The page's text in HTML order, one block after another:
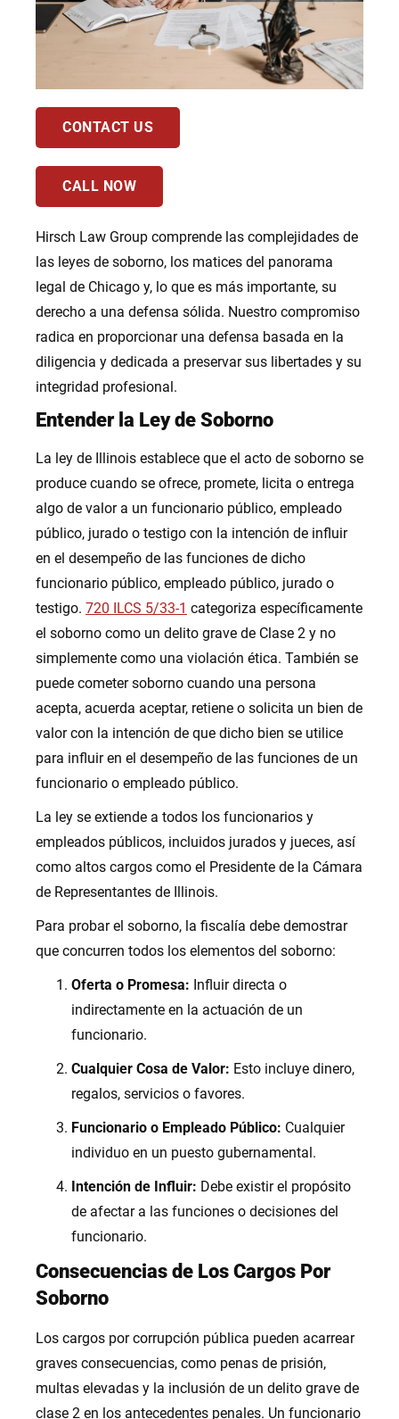
CONTACT US
CALL NOW
Hirsch Law Group comprende las complejidades de
las leyes de soborno, los matices del panorama
legal de Chicago y, lo que es más importante, su
derecho a una defensa sólida. Nuestro compromiso
radica en proporcionar una defensa basada en la
diligencia y dedicada a preservar sus libertades y su
integridad profesional.
Entender la Ley de Soborno
La ley de Illinois establece que el acto de soborno se
produce cuando se ofrece, promete, licita o entrega
algo de valor a un funcionario público, empleado
público, jurado o testigo con la intención de influir
en el desempeño de las funciones de dicho
funcionario público, empleado público, jurado o
testigo. 720 ILCS 5/33-1 categoriza específicamente
el soborno como un delito grave de Clase 2 y no
simplemente como una violación ética. También se
puede cometer soborno cuando una persona
acepta, acuerda aceptar, retiene o solicita un bien de
valor con la intención de que dicho bien se utilice
para influir en el desempeño de las funciones de un
funcionario o empleado público.
La ley se extiende a todos los funcionarios y
empleados públicos, incluidos jurados y jueces, así
como altos cargos como el Presidente de la Cámara
de Representantes de Illinois.
Para probar el soborno, la fiscalía debe demostrar
que concurren todos los elementos del soborno:
Oferta o Promesa: Influir directa o
indirectamente en la actuación de un
funcionario.
Cualquier Cosa de Valor: Esto incluye dinero,
regalos, servicios o favores.
Funcionario o Empleado Público: Cualquier
individuo en un puesto gubernamental.
Intención de Influir: Debe existir el propósito
de afectar a las funciones o decisiones del
funcionario.
Consecuencias de Los Cargos Por
Soborno
Los cargos por corrupción pública pueden acarrear
graves consecuencias, como penas de prisión,
multas elevadas y la inclusión de un delito grave de
clase 2 en los antecedentes penales. Un funcionario